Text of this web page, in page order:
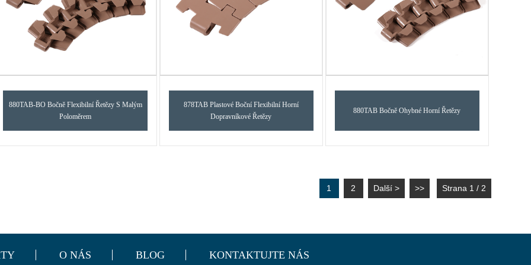
880TAB-BO Bočně Flexibilní Řetězy S Malým
Poloměrem
878TAB Plastové Boční Flexibilní Horní
Dopravníkové Řetězy
880TAB Bočně Ohybné Horní Řetězy
1 2 Další > >> Strana 1 / 2
O NÁS BLOG KONTAKTUJTE NÁS